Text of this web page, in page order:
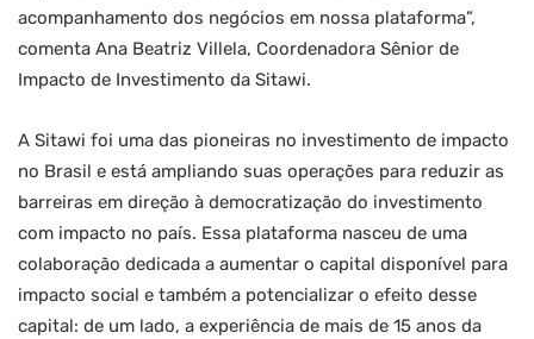
acompanhamento dos negócios em nossa plataforma”,
comenta Ana Beatriz Villela, Coordenadora Sênior de
Impacto de Investimento da Sitawi.
A Sitawi foi uma das pioneiras no investimento de impacto
no Brasil e está ampliando suas operações para reduzir as
barreiras em direção à democratização do investimento
com impacto no país. Essa plataforma nasceu de uma
colaboração dedicada a aumentar o capital disponível para
impacto social e também a potencializar o efeito desse
capital: de um lado, a experiência de mais de 15 anos da